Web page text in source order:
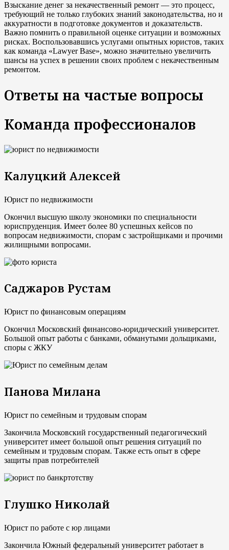
Взыскание денег за некачественный ремонт — это процесс,
требующий не только глубоких знаний законодательства, но и
аккуратности в подготовке документов и доказательств.
Важно помнить о правильной оценке ситуации и возможных
рисках. Воспользовавшись услугами опытных юристов, таких
как команда «Lawyer Base», можно значительно увеличить
шансы на успех в решении своих проблем с некачественным
ремонтом.
Ответы на частые вопросы
Команда профессионалов
Калуцкий Алексей
Юрист по недвижимости
Окончил высшую школу экономики по специальности
юриспруденция. Имеет более 80 успешных кейсов по
вопросам недвижимости, спорам с застройщиками и прочими
жилищными вопросами.
Саджаров Рустам
Юрист по финансовым операциям
Окончил Московский финансово-юридический университет.
Большой опыт работы с банками, обманутыми дольщиками,
споры с ЖКУ
Панова Милана
Юрист по семейным и трудовым спорам
Закончила Московский государственный педагогический
университет имеет большой опыт решения ситуаций по
семейным и трудовым спорам. Также есть опыт в сфере
защиты прав потребителей
Глушко Николай
Юрист по работе с юр лицами
Закончила Южный федеральный университет работает в